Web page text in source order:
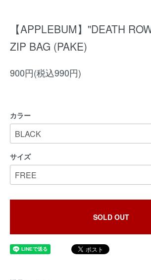
【APPLEBUM】"DEATH
ZIP BAG (PAKE)
900円(税込990円)
カラー
サイズ
SOLD OUT